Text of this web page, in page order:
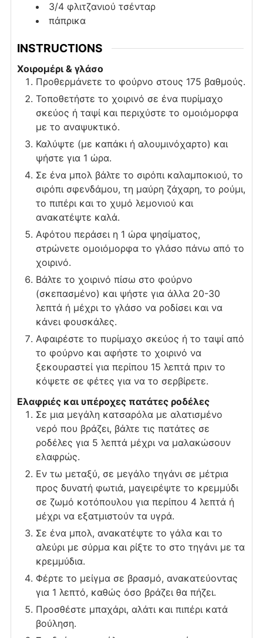
3/4 φλιτζανιού τσένταρ
πάπρικα
INSTRUCTIONS
Χοιρομέρι & γλάσο
Προθερμάνετε το φούρνο στους 175 βαθμούς.
Τοποθετήστε το χοιρινό σε ένα πυρίμαχο
σκεύος ή ταψί και περιχύστε το ομοιόμορφα
με το αναψυκτικό.
Καλύψτε (με καπάκι ή αλουμινόχαρτο) και
ψήστε για 1 ώρα.
Σε ένα μπολ βάλτε το σιρόπι καλαμποκιού, το
σιρόπι σφενδάμου, τη μαύρη ζάχαρη, το ρούμι,
το πιπέρι και το χυμό λεμονιού και
ανακατέψτε καλά.
Αφότου περάσει η 1 ώρα ψησίματος,
στρώνετε ομοιόμορφα το γλάσο πάνω από το
χοιρινό.
Βάλτε το χοιρινό πίσω στο φούρνο
(σκεπασμένο) και ψήστε για άλλα 20-30
λεπτά ή μέχρι το γλάσο να ροδίσει και να
κάνει φουσκάλες.
Αφαιρέστε το πυρίμαχο σκεύος ή το ταψί από
το φούρνο και αφήστε το χοιρινό να
ξεκουραστεί για περίπου 15 λεπτά πριν το
κόψετε σε φέτες για να το σερβίρετε.
Ελαφριές και υπέροχες πατάτες ροδέλες
Σε μια μεγάλη κατσαρόλα με αλατισμένο
νερό που βράζει, βάλτε τις πατάτες σε
ροδέλες για 5 λεπτά μέχρι να μαλακώσουν
ελαφρώς.
Εν τω μεταξύ, σε μεγάλο τηγάνι σε μέτρια
προς δυνατή φωτιά, μαγειρέψτε το κρεμμύδι
σε ζωμό κοτόπουλου για περίπου 4 λεπτά ή
μέχρι να εξατμιστούν τα υγρά.
Σε ένα μπολ, ανακατέψτε το γάλα και το
αλεύρι με σύρμα και ρίξτε το στο τηγάνι με τα
κρεμμύδια.
Φέρτε το μείγμα σε βρασμό, ανακατεύοντας
για 1 λεπτό, καθώς όσο βράζει θα πήζει.
Προσθέστε μπαχάρι, αλάτι και πιπέρι κατά
βούληση.